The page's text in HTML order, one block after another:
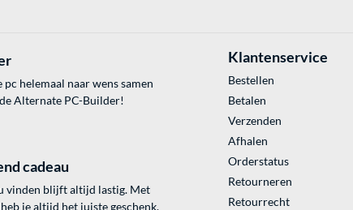
helemaal naar wens samen
Alternate PC-Builder!
cadeau
vinden blijft altijd lastig. Met
je altijd het juiste geschenk.
Klantenservice
Bestellen
Betalen
Verzenden
Afhalen
Orderstatus
Retourneren
Retourrecht